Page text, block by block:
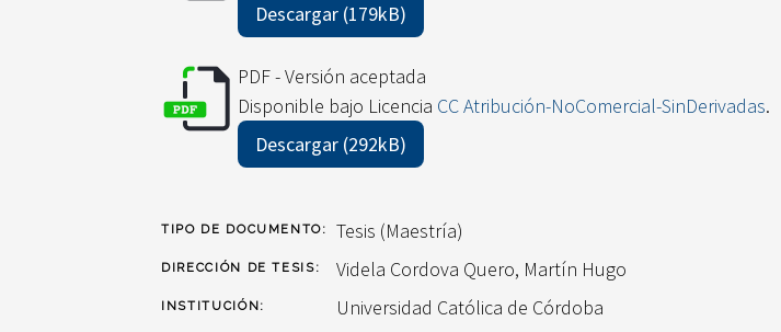
Descargar (179kB)
PDF - Versión aceptada
Disponible bajo Licencia CC Atribución-NoComercial-SinDerivadas.
Descargar (292kB)
TIPO DE DOCUMENTO: Tesis (Maestría)
DIRECCIÓN DE TESIS: Videla Cordova Quero, Martín Hugo
INSTITUCIÓN: Universidad Católica de Córdoba